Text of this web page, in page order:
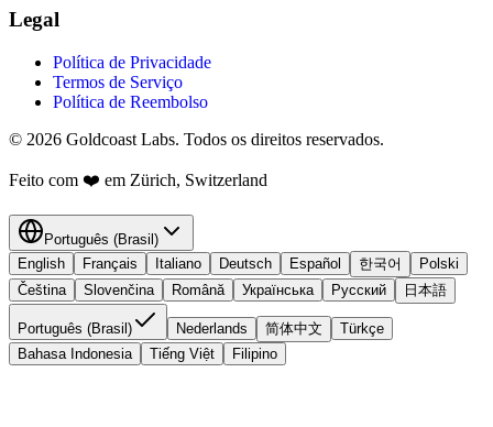
Legal
Política de Privacidade
Termos de Serviço
Política de Reembolso
© 2026 Goldcoast Labs. Todos os direitos reservados.
Feito com ❤️ em Zürich, Switzerland
Português (Brasil)
English
Français Italiano Deutsch Español 한국어
Polski
Čeština
Slovenčina Română Українська Русский 日本語
Português (Brasil) Nederlands 简体中文
Türkçe
Bahasa Indonesia
Tiếng Việt Filipino